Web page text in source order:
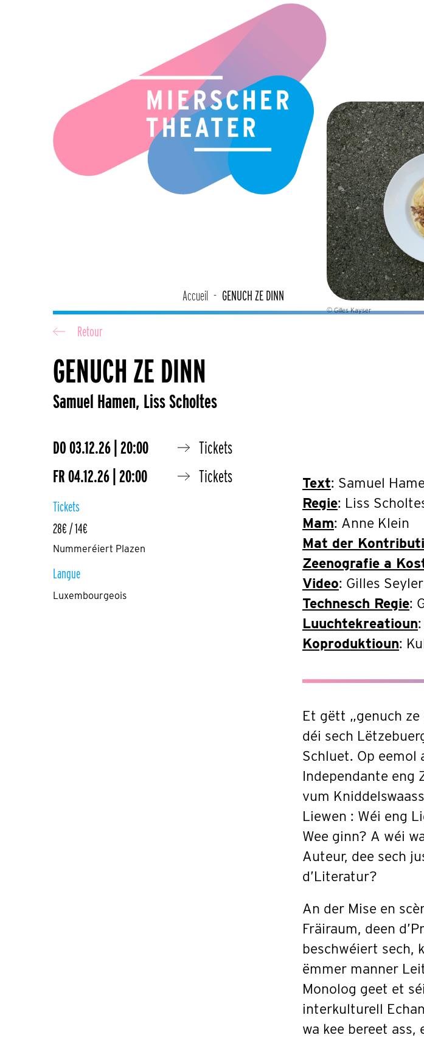
Accueil GENUCH ZE DINN
Retour
© Gilles Kayser
GENUCH ZE DINN
Samuel Hamen, Liss Scholtes
DO03.12.26 | 20:00
Tickets
FR04.12.26 | 20:00 Tickets
Tickets
28€ / 14€
Nummeréiert Plazen
Langue
Luxembourgeois
Text: Samuel
Regie: Liss
Mam: Anne Klein
Mat der
Zeenografie a
Video: Gilles Seyler
Technesch Regie:
Luuchtekreatioun
Koproduktioun:
Et gëtt „genuch ze
déi sech
Schluet. Op eemol
Independante eng
vum
Liewen : Wéi eng
Wee ginn? A wéi
Auteur, dee sech
d’Literatur?
An der Mise en
Fräiraum, deen
beschwéiert sech,
ëmmer manner
Monolog geet et
interkulturell
wa kee bereet ass,